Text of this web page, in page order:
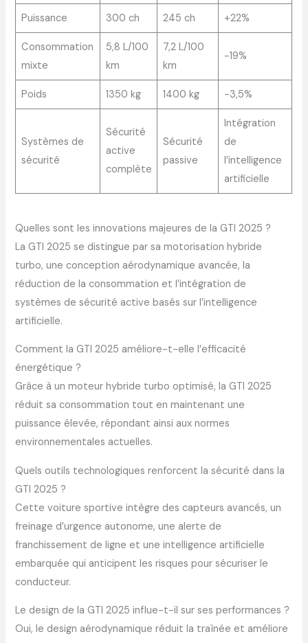
Puissance 300 ch 245 ch +22%
Consommation
mixte
5,8 L/100
km
7,2 L/100
km
-19%
Poids 1350 kg 1400 kg -3,5%
Systèmes de
sécurité
Sécurité
active
complète
Sécurité
passive
Intégration
de
l’intelligence
artificielle
Quelles sont les innovations majeures de la GTI 2025 ?
La GTI 2025 se distingue par sa motorisation hybride
turbo, une conception aérodynamique avancée, la
réduction de la consommation et l’intégration de
systèmes de sécurité active basés sur l’intelligence
artificielle.
Comment la GTI 2025 améliore-t-elle l’efficacité
énergétique ?
Grâce à un moteur hybride turbo optimisé, la GTI 2025
réduit sa consommation tout en maintenant une
puissance élevée, répondant ainsi aux normes
environnementales actuelles.
Quels outils technologiques renforcent la sécurité dans la
GTI 2025 ?
Cette voiture sportive intègre des capteurs avancés, un
freinage d’urgence autonome, une alerte de
franchissement de ligne et une intelligence artificielle
embarquée qui anticipent les risques pour sécuriser le
conducteur.
Le design de la GTI 2025 influe-t-il sur ses performances ?
Oui, le design aérodynamique réduit la traînée et améliore